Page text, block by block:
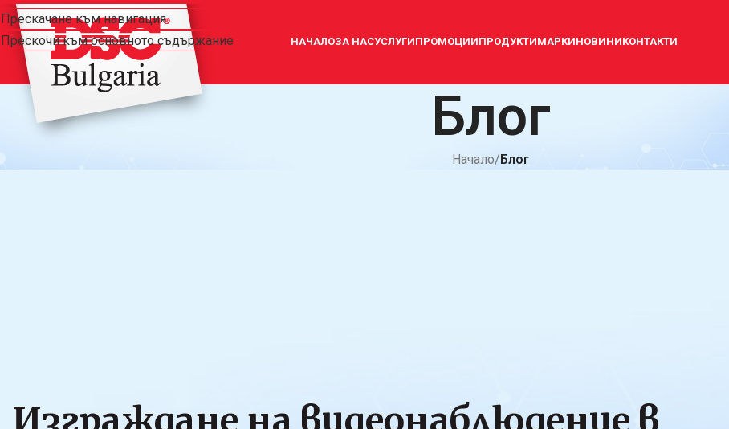
Прескачане към навигация
Прескочи към основното съдържание
НАЧАЛОЗА НАСУСЛУГИПРОМОЦИИПРОДУКТИМАРКИНОВИНИКОНТАКТИ
Блог
Начало/Блог